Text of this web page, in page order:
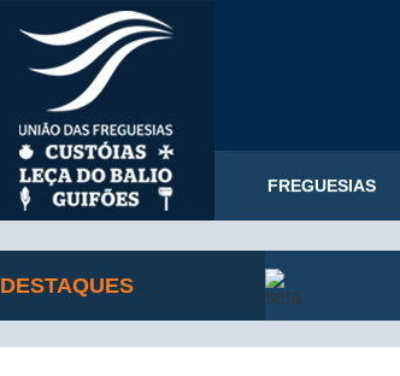
FREGUESIAS
DESTAQUES